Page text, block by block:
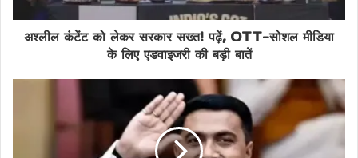
अश्लील कंटेंट को लेकर सरकार सख्त! पढ़ें, OTT-सोशल मीडिया
के लिए एडवाइजरी की बड़ी बातें